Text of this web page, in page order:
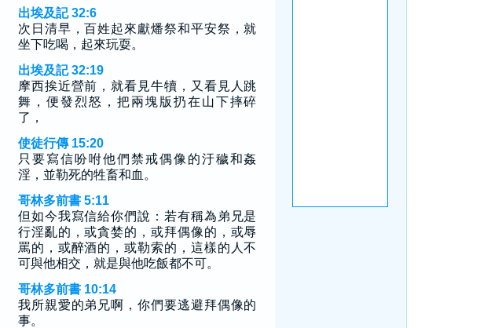
出埃及記 32:6
次日清早，百姓起來獻燔祭和平安祭，就
坐下吃喝，起來玩耍。
出埃及記 32:19
摩西挨近營前，就看見牛犢，又看見人跳
舞，便發烈怒，把兩塊版扔在山下摔碎
了，
使徒行傳 15:20
只要寫信吩咐他們禁戒偶像的汙穢和姦
淫，並勒死的牲畜和血。
哥林多前書 5:11
但如今我寫信給你們說：若有稱為弟兄是
行淫亂的，或貪婪的，或拜偶像的，或辱
罵的，或醉酒的，或勒索的，這樣的人不
可與他相交，就是與他吃飯都不可。
哥林多前書 10:14
我所親愛的弟兄啊，你們要逃避拜偶像的
事。